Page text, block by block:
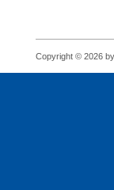
Copyright © 2026